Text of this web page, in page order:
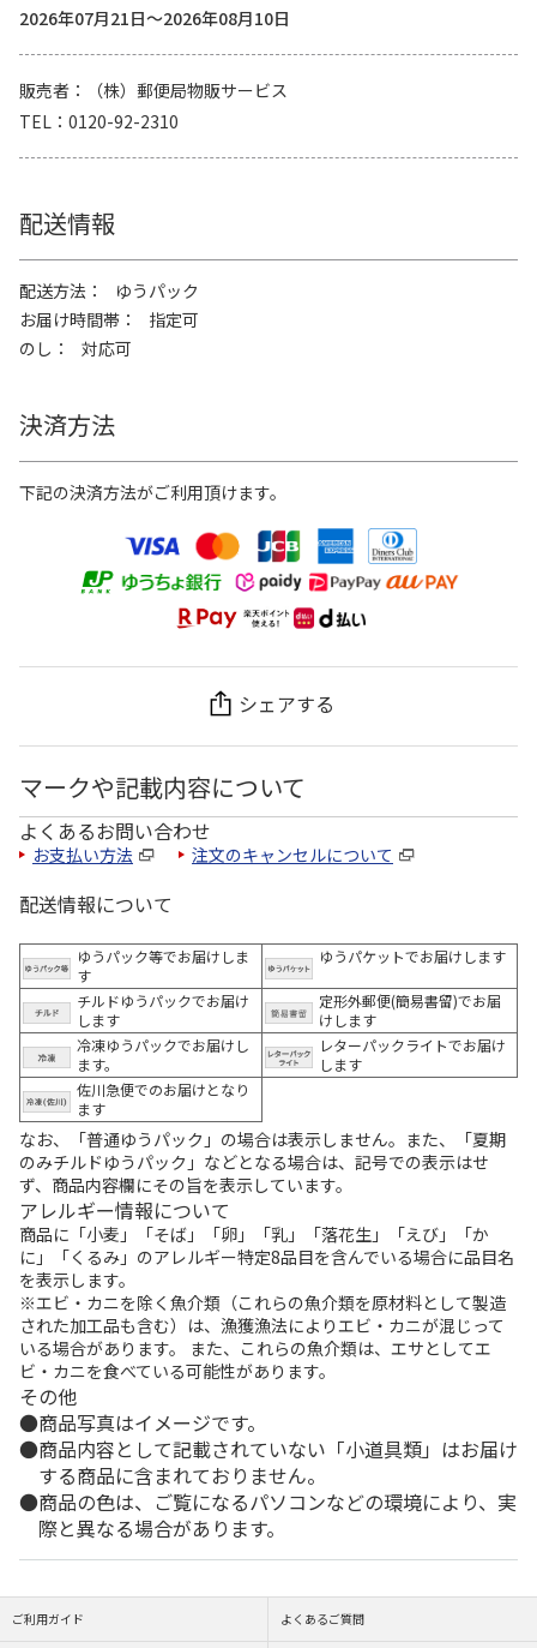
2026年07月21日～2026年08月10日
販売者
（株）郵便局物販サービス
TEL
0120-92-2310
配送情報
配送方法
ゆうパック
お届け時間帯
指定可
のし
対応可
決済方法
下記の決済方法がご利用頂けます。
シェアする
マークや記載内容について
よくあるお問い合わせ
お支払い方法 注文のキャンセルについて
配送情報について
ゆうパック等でお届けしま
す
ゆうパケットでお届けします
チルドゆうパックでお届け
します
定形外郵便(簡易書留)でお届
けします
冷凍ゆうパックでお届けし
ます。
レターパックライトでお届け
します
佐川急便でのお届けとなり
ます
なお、「普通ゆうパック」の場合は表示しません。また、「夏期
のみチルドゆうパック」などとなる場合は、記号での表示はせ
ず、商品内容欄にその旨を表示しています。
アレルギー情報について
商品に「小麦」「そば」「卵」「乳」「落花生」「えび」「か
に」「くるみ」のアレルギー特定8品目を含んでいる場合に品目名
を表示します。
※エビ・カニを除く魚介類（これらの魚介類を原材料として製造
された加工品も含む）は、漁獲漁法によりエビ・カニが混じって
いる場合があります。 また、これらの魚介類は、エサとしてエ
ビ・カニを食べている可能性があります。
その他
商品写真はイメージです。
商品内容として記載されていない「小道具類」はお届け
する商品に含まれておりません。
商品の色は、ご覧になるパソコンなどの環境により、実
際と異なる場合があります。
ご利用ガイド よくあるご質問